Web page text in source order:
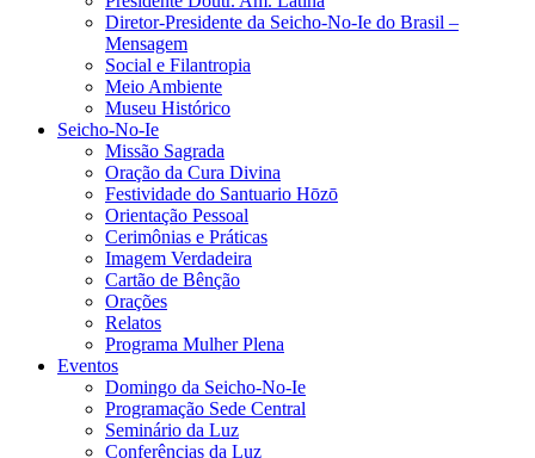
Diretor-Presidente da Seicho-No-Ie do Brasil –
Mensagem
Social e Filantropia
Meio Ambiente
Museu Histórico
Seicho-No-Ie
Missão Sagrada
Oração da Cura Divina
Festividade do Santuario Hōzō
Orientação Pessoal
Cerimônias e Práticas
Imagem Verdadeira
Cartão de Bênção
Orações
Relatos
Programa Mulher Plena
Eventos
Domingo da Seicho-No-Ie
Programação Sede Central
Seminário da Luz
Conferências da Luz